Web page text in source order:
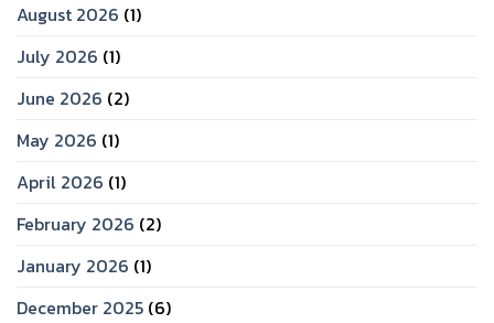
August 2026 (1)
July 2026 (1)
June 2026 (2)
May 2026 (1)
April 2026 (1)
February 2026 (2)
January 2026 (1)
December 2025 (6)